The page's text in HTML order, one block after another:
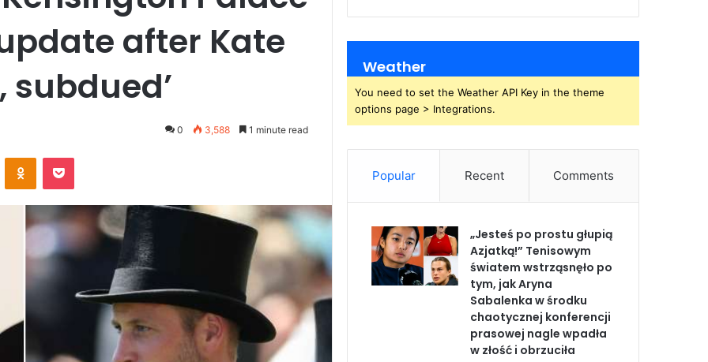
after Kate
subdued’
0 3,588 1 minute read
Weather
You need to set the Weather API Key in the theme
options page > Integrations.
Popular Recent Comments
„Jesteś po prostu głupią
Azjatką!” Tenisowym
światem wstrząsnęło po
tym, jak Aryna
Sabalenka w środku
chaotycznej konferencji
prasowej nagle wpadła
w złość i obrzuciła